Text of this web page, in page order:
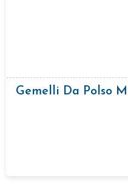
Gemelli Da Polso